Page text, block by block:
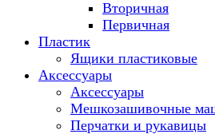
Вторичная
Первичная
Пластик
Ящики пластиковые
Аксессуары
Аксессуары
Мешкозашивочные
Перчатки и рукавицы